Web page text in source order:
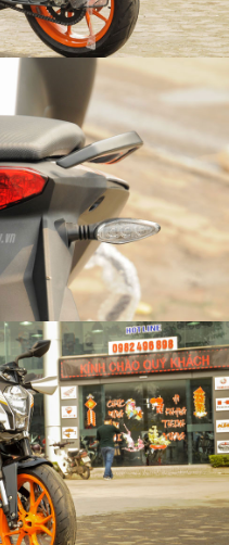
HYUNDAI TUCSON TURBO 2017
autodaily
19.902 lượt xem - 16/10/2017
ẢNH CHI TIẾT JAGUAR F-PACE
autodaily
4.139 lượt xem - 29/09/2017